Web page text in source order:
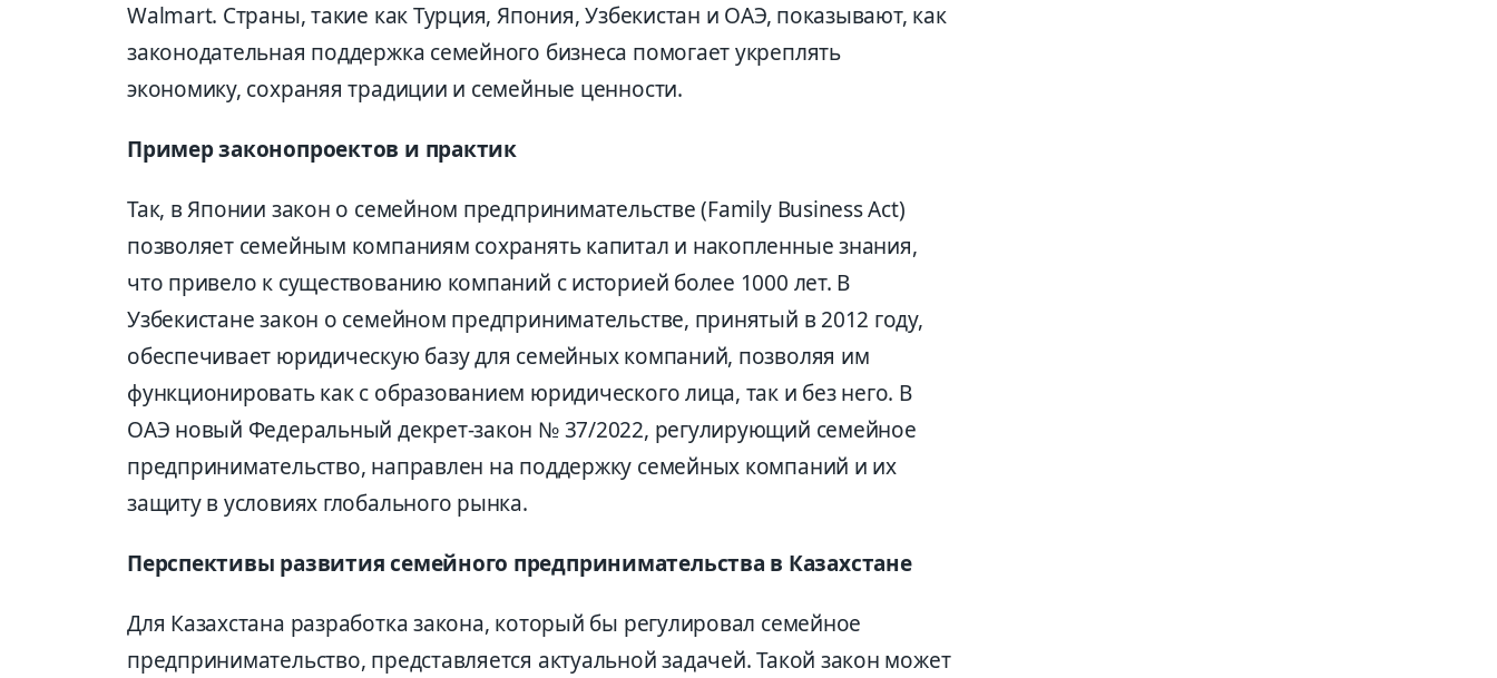
Walmart. Страны, такие как Турция, Япония, Узбекистан и ОАЭ, показывают, как
законодательная поддержка семейного бизнеса помогает укреплять
экономику, сохраняя традиции и семейные ценности.
Пример законопроектов и практик
Так, в Японии закон о семейном предпринимательстве (Family Business Act)
позволяет семейным компаниям сохранять капитал и накопленные знания,
что привело к существованию компаний с историей более 1000 лет. В
Узбекистане закон о семейном предпринимательстве, принятый в 2012 году,
обеспечивает юридическую базу для семейных компаний, позволяя им
функционировать как с образованием юридического лица, так и без него. В
ОАЭ новый Федеральный декрет-закон № 37/2022, регулирующий семейное
предпринимательство, направлен на поддержку семейных компаний и их
защиту в условиях глобального рынка.
Перспективы развития семейного предпринимательства в Казахстане
Для Казахстана разработка закона, который бы регулировал семейное
предпринимательство, представляется актуальной задачей. Такой закон может